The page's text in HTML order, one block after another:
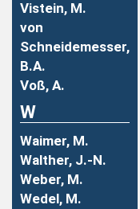
Vistein, M.
von
Schneidemesser,
B.A.
Voß, A.
W
Waimer, M.
Walther, J.-N.
Weber, M.
Wedel, M.